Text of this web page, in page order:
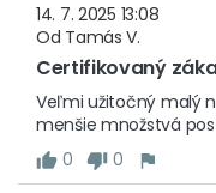
14. 7. 2025 13:08
Od Tamás V.
Certifikovaný
Veľmi užitočný malý
menšie množstvá
0
0